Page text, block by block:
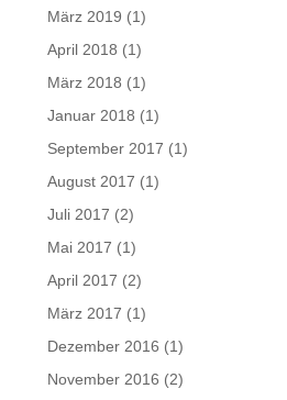
März 2019 (1)
April 2018 (1)
März 2018 (1)
Januar 2018 (1)
September 2017 (1)
August 2017 (1)
Juli 2017 (2)
Mai 2017 (1)
April 2017 (2)
März 2017 (1)
Dezember 2016 (1)
November 2016 (2)